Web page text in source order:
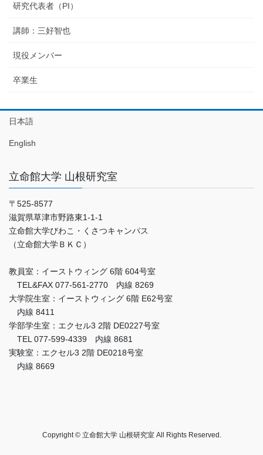
研究代表者（PI）
講師：三好智也
現役メンバー
卒業生
日本語
English
立命館大学 山根研究室
〒525-8577
滋賀県草津市野路東1-1-1
立命館大学びわこ・くさつキャンパス
（立命館大学ＢＫＣ）
教員室：イーストウィング 6階 604号室
TEL&FAX 077-561-2770 内線 8269
大学院生室：イーストウィング 6階 E62号室
内線 8411
学部学生室：エクセル3 2階 DE0227号室
TEL 077-599-4339 内線 8681
実験室：エクセル3 2階 DE0218号室
内線 8669
Copyright © 立命館大学 山根研究室 All Rights Reserved.